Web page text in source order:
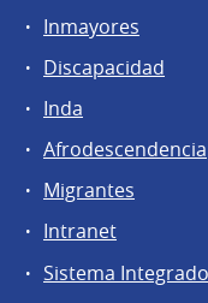
Inmayores
Discapacidad
Inda
Afrodescendencia
Migrantes
Intranet
Sistema